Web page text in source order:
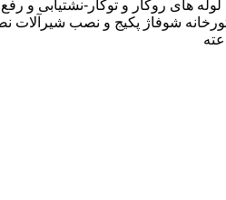
های روکار و توکار-نشتیابی و
شوفاژ پکیج و نصب شیرآلات